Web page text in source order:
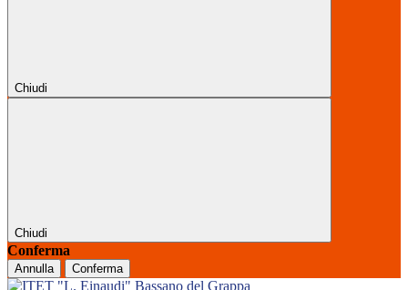
Chiudi
Chiudi
Conferma
Annulla Conferma